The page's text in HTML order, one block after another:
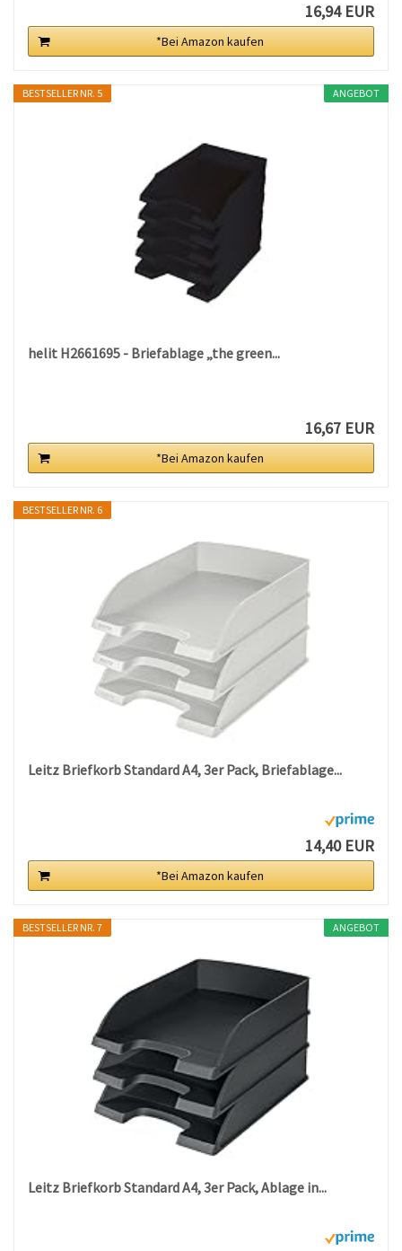
16,94 EUR
*Bei Amazon kaufen
ANGEBOT
BESTSELLER NR. 5
helit H2661695 - Briefablage „the green...
16,67 EUR
*Bei Amazon kaufen
BESTSELLER NR. 6
Leitz Briefkorb Standard A4, 3er Pack, Briefablage...
14,40 EUR
*Bei Amazon kaufen
ANGEBOT
BESTSELLER NR. 7
Leitz Briefkorb Standard A4, 3er Pack, Ablage in...